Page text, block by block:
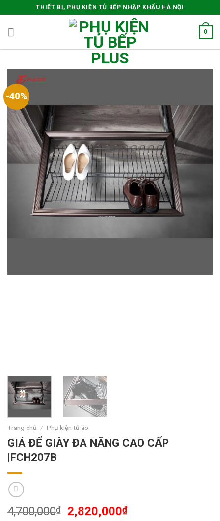
to
content
THIẾT BỊ, PHỤ KIỆN TỦ BẾP NHẬP KHẨU HÀ NỘI
0
-40%
Trang chủ / Phụ kiện tủ áo
GIÁ ĐỂ GIÀY ĐA NĂNG CAO CẤP
|FCH207B
4,700,000₫ 2,820,000₫